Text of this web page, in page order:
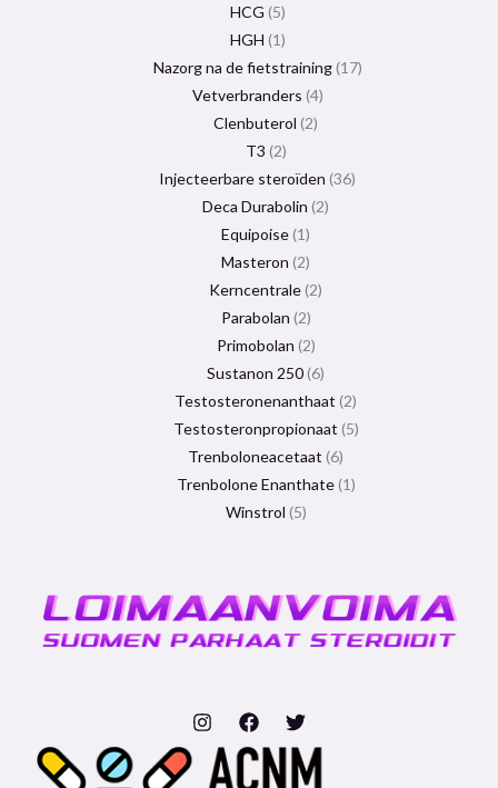
HCG 5
HGH 1
Nazorg na de fietstraining 17
Vetverbranders 4
Clenbuterol 2
T3 2
Injecteerbare steroïden 36
Deca Durabolin 2
Equipoise 1
Masteron 2
Kerncentrale 2
Parabolan 2
Primobolan 2
Sustanon 250 6
Testosteronenanthaat 2
Testosteronpropionaat 5
Trenboloneacetaat 6
Trenbolone Enanthate 1
Winstrol 5